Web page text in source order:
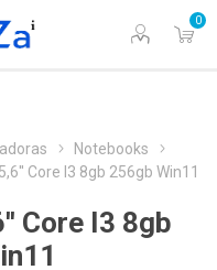
0
Notebooks
Core I3 8gb 256gb Win11
Core I3 8gb